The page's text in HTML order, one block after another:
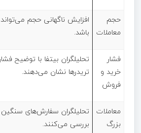
حجم
معاملات
افزایش ناگهانی حجم
باشد.
فشار
خرید و
فروش
تحلیلگران بیتفا با توضیح
تریدرها نشان می‌دهند.
معاملات
بزرگ
تحلیلگران سفارش‌های سنگین
بررسی می‌کنند.